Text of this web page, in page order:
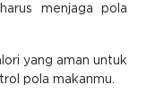
menjaga pola
yang aman untuk
pola makanmu.